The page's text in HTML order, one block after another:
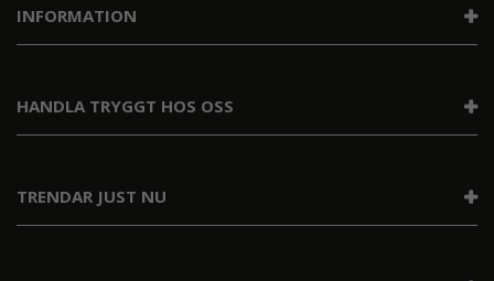
INFORMATION
TRENDAR JUST NU
HANDLA TRYGGT HOS OSS